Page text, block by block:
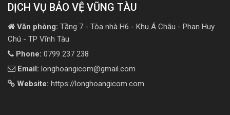
DỊCH VỤ BẢO VỆ VŨNG TÀU
Văn phòng: Tầng 7 - Tòa nhà H6 - Khu Á Châu - Phan Huy
Chú - TP Vĩnh Tàu
Phone: 0799 237 238
Email: longhoangicom@gmail.com
Website: https://longhoangicom.com